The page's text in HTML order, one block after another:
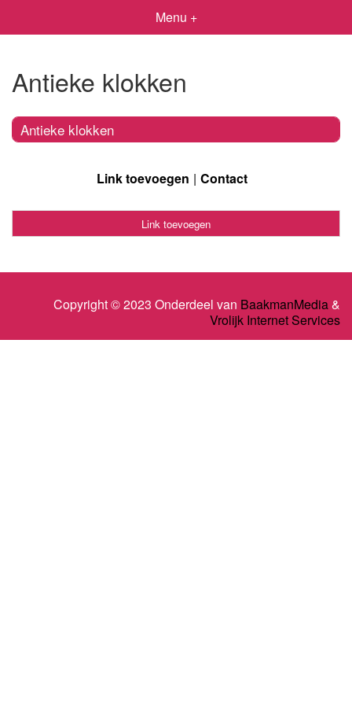
Menu +
Antieke klokken
Antieke klokken
Link toevoegen Contact
Link toevoegen
Copyright © 2023 Onderdeel van BaakmanMedia&
Vrolijk Internet Services